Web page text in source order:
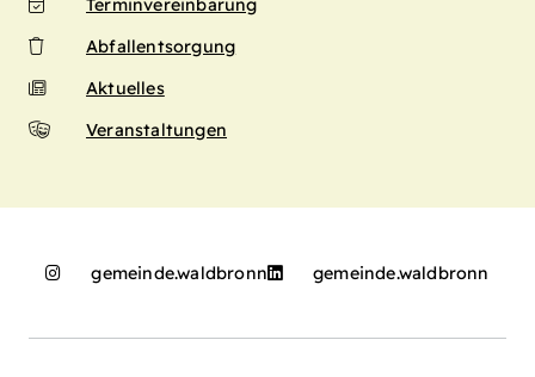
Terminvereinbarung
Abfallentsorgung
Aktuelles
Veranstaltungen
gemeinde.waldbronn gemeinde.waldbronn